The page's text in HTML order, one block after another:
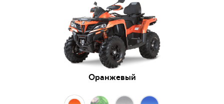
Оранжевый